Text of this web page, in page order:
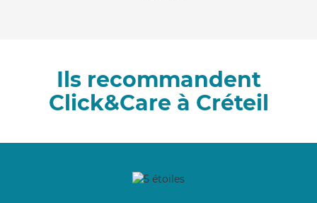
Ils recommandent
Click&Care à Créteil